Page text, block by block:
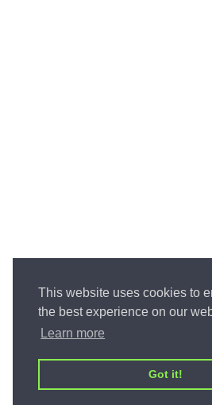
This website uses cookies to
the best experience on our
Learn more
Got it!